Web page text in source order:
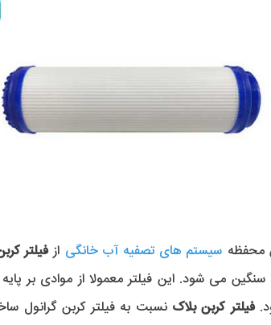
محفظه سیستم های تصفیه آب خانگی ازفیلتر
می شود. این فیلتر معمولا از موادی بر
فیلتر کربن بلاک نسبت به فیلتر کربن گرانول